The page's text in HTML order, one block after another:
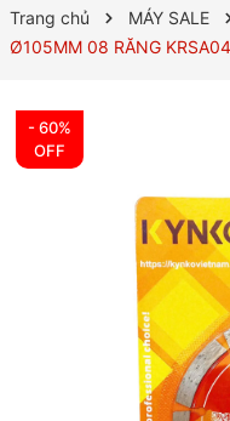
Trang chủ MÁY SALE
Ø105MM 08 RĂNG
- 60%
OFF